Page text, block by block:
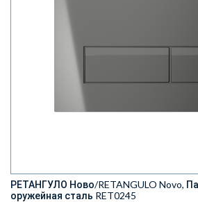
РЕТАНГУЛО Ново/RETANGULO Novo,
оружейная сталь RET0245